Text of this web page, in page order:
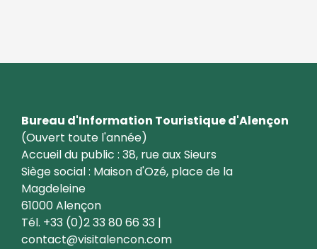
Bureau d'Information Touristique d'Alençon
(Ouvert toute l'année)
Accueil du public : 38, rue aux Sieurs
Siège social : Maison d'Ozé, place de la
Magdeleine
61000 Alençon
Tél. +33 (0)2 33 80 66 33 |
contact@visitalencon.com